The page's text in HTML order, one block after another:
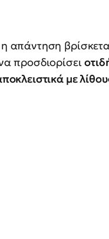
απάντηση
προσδιορίσει
με